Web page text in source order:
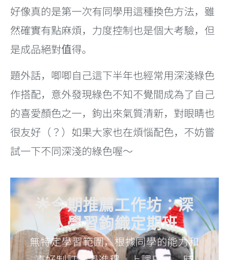
好像真的是第一次有同學用這種換色方法，雖
然確實有點麻煩，力度控制也是個大考驗，但
是成品絕對值得。
題外話，唧唧自己這下半年也經常用深淺綠色
作搭配，意外發現綠色不知不覺間成為了自己
的喜愛顏色之一，鉤出來氣質清新，對眼睛也
很友好（？）如果大家也在煩惱配色，不妨嘗
試一下不同深淺的綠色喔～
🌟今期推薦工作坊：深
入學習鉤織定期班
無特定學習範圍，根據同學的能力和